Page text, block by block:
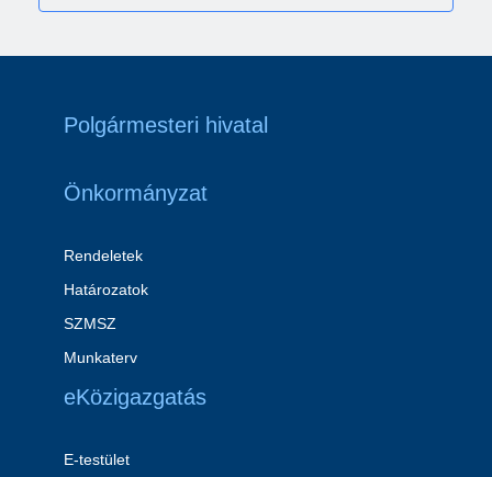
Polgármesteri hivatal
Önkormányzat
Rendeletek
Határozatok
SZMSZ
Munkaterv
eKözigazgatás
E-testület